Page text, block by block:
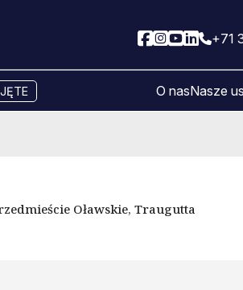
Social link
Social link
Social link
Social link
+71
O nasNasze
Oławskie, Traugutta